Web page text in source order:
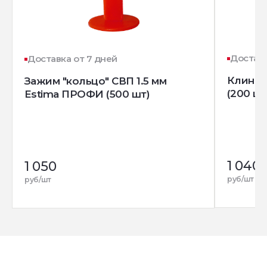
Доставка от 7 дней
Зажим "кольцо" СВП 1.5 мм
Estima ПРОФИ (500 шт)
1 050
руб/шт
Клин
(200
1 040
руб/шт